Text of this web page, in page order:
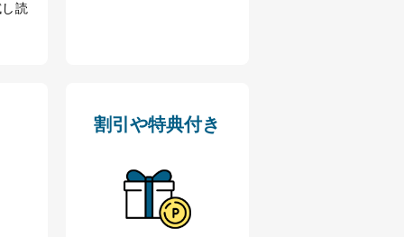
読
割引や特典付き